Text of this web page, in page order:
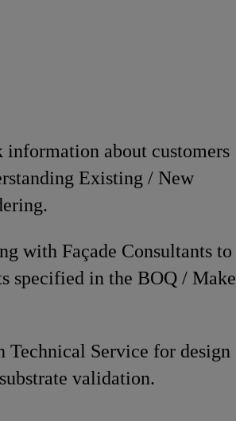
information about customers
Existing / New
with Façade Consultants to
specified in the BOQ / Make
Technical Service for design
validation.